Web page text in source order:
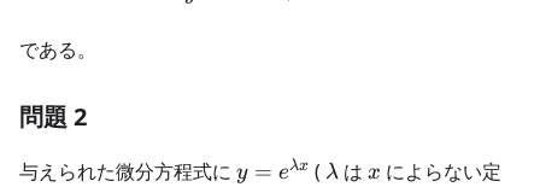
である。
問題 2
与えられた微分方程式に y =
y = eλx ( \lambda
λ はx
x によらない定